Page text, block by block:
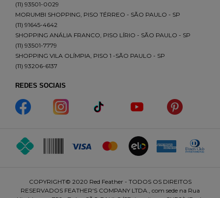
(11) 93501-0029
MORUMBI SHOPPING, PISO TÉRREO - SÃO PAULO - SP
(11) 91645-4642
SHOPPING ANÁLIA FRANCO, PISO LÍRIO - SÃO PAULO - SP
(11) 93501-7779
SHOPPING VILA OLÍMPIA, PISO 1 -SÃO PAULO - SP
(11) 93206-6137
REDES SOCIAIS
COPYRIGHT© 2020 Red Feather - TODOS OS DIREITOS
RESERVADOS FEATHER'S COMPANY LTDA., com sede na Rua